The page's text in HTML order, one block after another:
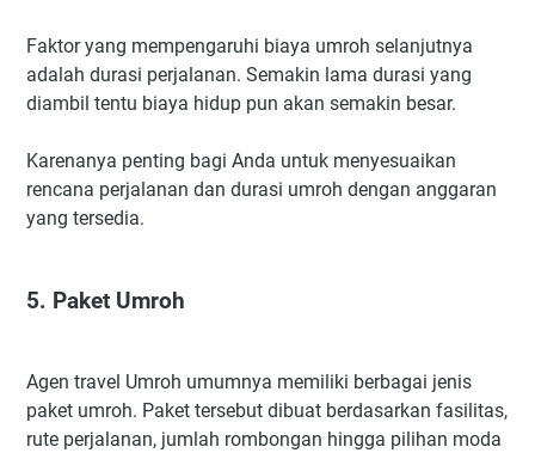
Faktor yang mempengaruhi biaya umroh selanjutnya
adalah durasi perjalanan. Semakin lama durasi yang
diambil tentu biaya hidup pun akan semakin besar.
Karenanya penting bagi Anda untuk menyesuaikan
rencana perjalanan dan durasi umroh dengan anggaran
yang tersedia.
5. Paket Umroh
Agen travel Umroh umumnya memiliki berbagai jenis
paket umroh. Paket tersebut dibuat berdasarkan fasilitas,
rute perjalanan, jumlah rombongan hingga pilihan moda